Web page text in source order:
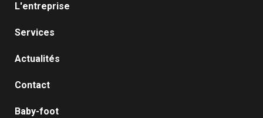
L'entreprise
Services
Actualités
Contact
Baby-foot